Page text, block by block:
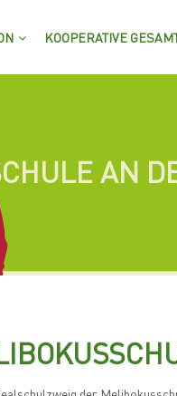
KOOPERATIVE
AN